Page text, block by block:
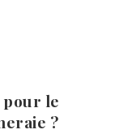
le
?